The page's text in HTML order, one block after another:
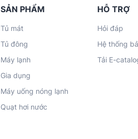
SẢN PHẨM
Tủ mát
Tủ đông
Máy lạnh
Gia dụng
Máy uống nóng lạnh
Quạt hơi nước
HỖ TRỢ
Hỏi đáp
Hệ thống
Tải E-